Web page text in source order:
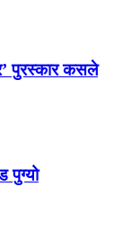
पुरस्कार कसले
पुग्यो